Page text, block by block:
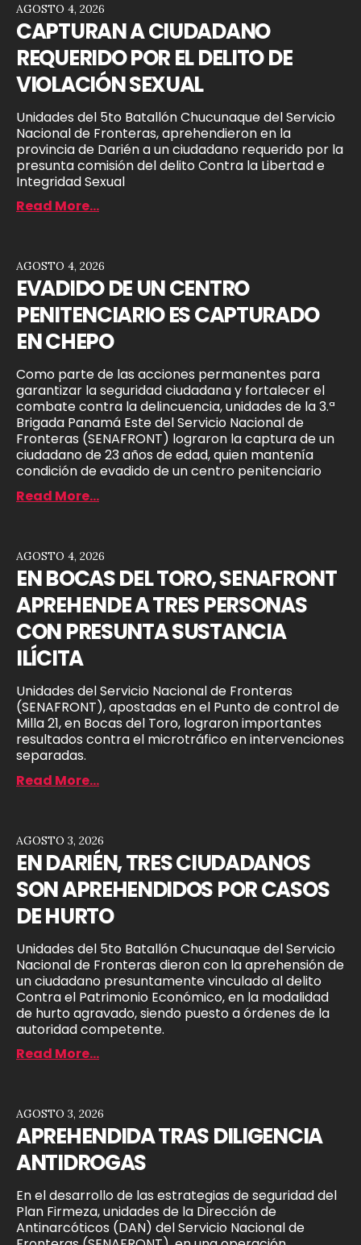
CAPTURAN A CIUDADANO
REQUERIDO POR EL DELITO DE
VIOLACIÓN SEXUAL
Unidades del 5to Batallón Chucunaque del Servicio
Nacional de Fronteras, aprehendieron en la
provincia de Darién a un ciudadano requerido por la
presunta comisión del delito Contra la Libertad e
Integridad Sexual
AGOSTO 4, 2026
Read More...
EVADIDO DE UN CENTRO
PENITENCIARIO ES CAPTURADO
EN CHEPO
Como parte de las acciones permanentes para
garantizar la seguridad ciudadana y fortalecer el
combate contra la delincuencia, unidades de la 3.ª
Brigada Panamá Este del Servicio Nacional de
Fronteras (SENAFRONT) lograron la captura de un
ciudadano de 23 años de edad, quien mantenía
condición de evadido de un centro penitenciario
AGOSTO 4, 2026
Read More...
EN BOCAS DEL TORO, SENAFRONT
APREHENDE A TRES PERSONAS
CON PRESUNTA SUSTANCIA
ILÍCITA
Unidades del Servicio Nacional de Fronteras
(SENAFRONT), apostadas en el Punto de control de
Milla 21, en Bocas del Toro, lograron importantes
resultados contra el microtráfico en intervenciones
separadas.
AGOSTO 4, 2026
Read More...
EN DARIÉN, TRES CIUDADANOS
SON APREHENDIDOS POR CASOS
DE HURTO
Unidades del 5to Batallón Chucunaque del Servicio
Nacional de Fronteras dieron con la aprehensión de
un ciudadano presuntamente vinculado al delito
Contra el Patrimonio Económico, en la modalidad
de hurto agravado, siendo puesto a órdenes de la
autoridad competente.
AGOSTO 3, 2026
Read More...
APREHENDIDA TRAS DILIGENCIA
ANTIDROGAS
En el desarrollo de las estrategias de seguridad del
Plan Firmeza, unidades de la Dirección de
Antinarcóticos (DAN) del Servicio Nacional de
AGOSTO 3, 2026